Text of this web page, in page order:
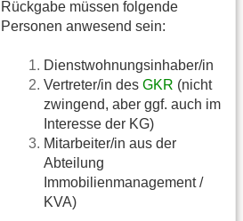
Rückgabe müssen folgende
Personen anwesend sein:
Dienstwohnungsinhaber/in
Vertreter/in des GKR (nicht
zwingend, aber ggf. auch im
Interesse der KG)
Mitarbeiter/in aus der
Abteilung
Immobilienmanagement /
KVA)